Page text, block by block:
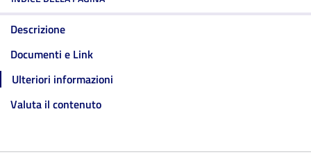
Descrizione
Documenti e Link
Ulteriori informazioni
Valuta il contenuto